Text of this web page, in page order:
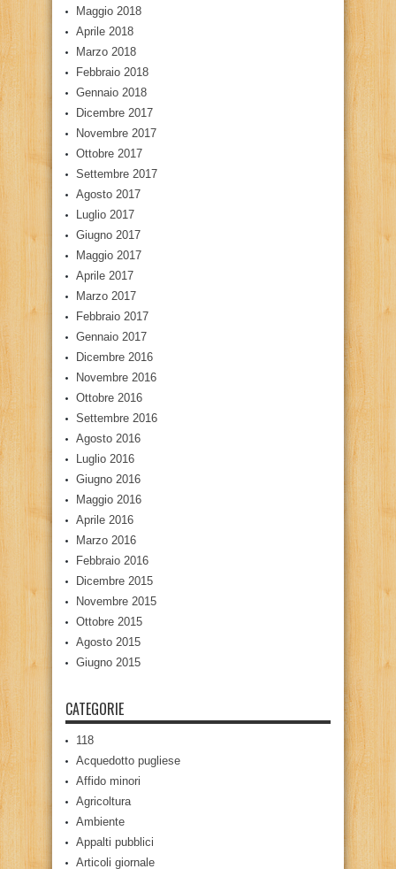
Maggio 2018
Aprile 2018
Marzo 2018
Febbraio 2018
Gennaio 2018
Dicembre 2017
Novembre 2017
Ottobre 2017
Settembre 2017
Agosto 2017
Luglio 2017
Giugno 2017
Maggio 2017
Aprile 2017
Marzo 2017
Febbraio 2017
Gennaio 2017
Dicembre 2016
Novembre 2016
Ottobre 2016
Settembre 2016
Agosto 2016
Luglio 2016
Giugno 2016
Maggio 2016
Aprile 2016
Marzo 2016
Febbraio 2016
Dicembre 2015
Novembre 2015
Ottobre 2015
Agosto 2015
Giugno 2015
CATEGORIE
118
Acquedotto pugliese
Affido minori
Agricoltura
Ambiente
Appalti pubblici
Articoli giornale